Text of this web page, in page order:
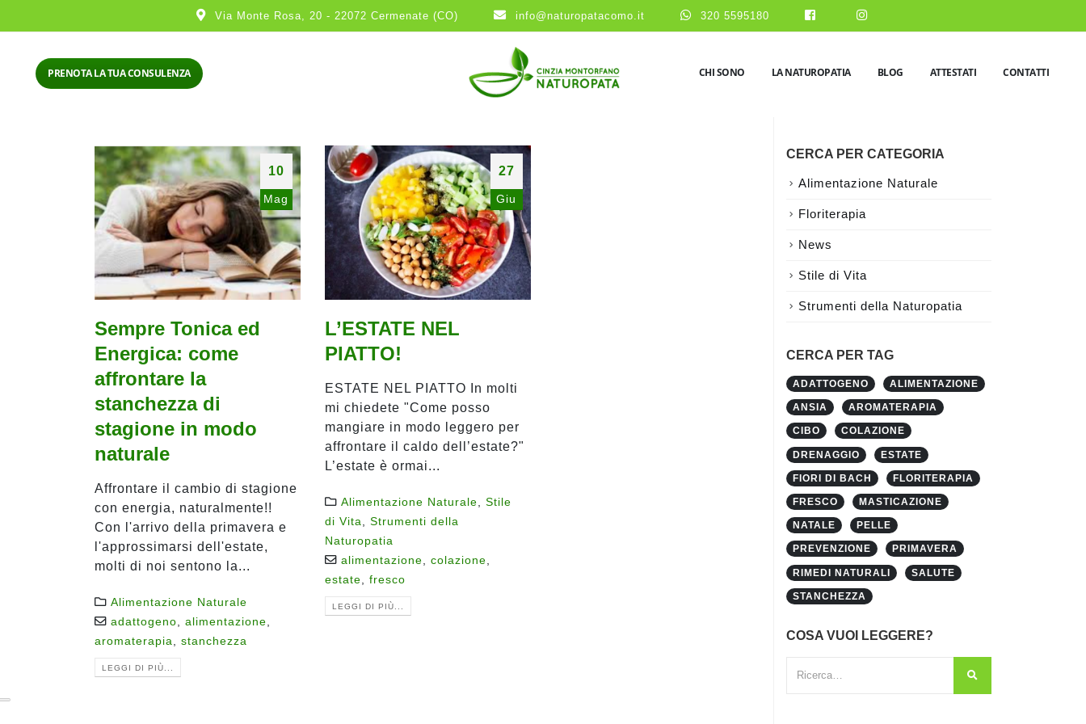
Via Monte Rosa, 20 - 22072 Cermenate (CO) info@naturopatacomo.it 320 5595180
PRENOTA LA TUA CONSULENZA CHI SONO LA NATUROPATIA BLOG ATTESTATI CONTATTI
10
Mag
Sempre Tonica ed
Energica: come
affrontare la
stanchezza di
stagione in modo
naturale
Affrontare il cambio di stagione
con energia, naturalmente!!
Con l'arrivo della primavera e
l'approssimarsi dell'estate,
molti di noi sentono la...
Alimentazione Naturale
adattogeno,alimentazione,
aromaterapia, stanchezza
LEGGI DI PIÙ...
27
Giu
L’ESTATE NEL
PIATTO!
ESTATE NEL PIATTO In molti
mi chiedete "Come posso
mangiare in modo leggero per
affrontare il caldo dell’estate?"
L’estate è ormai...
Alimentazione Naturale,Stile
di Vita, Strumenti della
Naturopatia
alimentazione,colazione,
estate, fresco
LEGGI DI PIÙ...
CERCA PER CATEGORIA
Alimentazione Naturale
Floriterapia
News
Stile di Vita
Strumenti della Naturopatia
CERCA PER TAG
ADATTOGENO ALIMENTAZIONE
ANSIA AROMATERAPIA
CIBO COLAZIONE
DRENAGGIO ESTATE
FIORI DI BACH FLORITERAPIA
FRESCO MASTICAZIONE
NATALE PELLE
PREVENZIONE PRIMAVERA
RIMEDI NATURALI SALUTE
STANCHEZZA
COSA VUOI LEGGERE?